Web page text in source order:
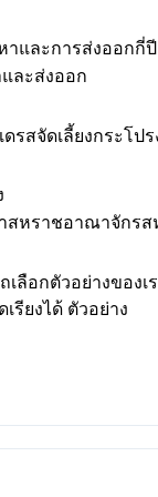
และการส่งออกกี่ปี
ละส่งออก
สจัดเลี้ยงกระโป
หราชอาณาจักรส
ลือกตัวอย่างของเ
รียงได้ ตัวอย่าง